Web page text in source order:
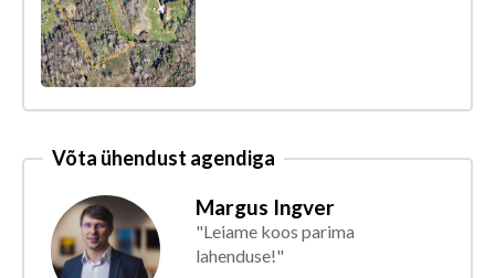
Võta ühendust agendiga
Margus Ingver
"Leiame koos parima
lahenduse!"